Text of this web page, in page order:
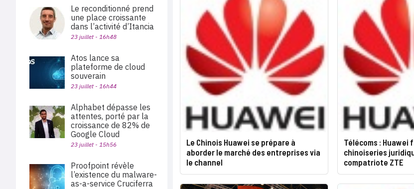
Le Chinois Huawei se prépare à
aborder le marché des entreprises via
le channel
Télécoms : Huawei
chinoiseries
compatriote ZTE
Le reconditionné prend
une place croissante
dans l’activité d’Itancia
23 juillet - 16h48
Atos lance sa
plateforme de cloud
souverain
23 juillet - 16h44
Alphabet dépasse les
attentes, porté par la
croissance de 82% de
Google Cloud
23 juillet - 15h56
Proofpoint révèle
l’existence du malware-
as-a-service Cruciferra